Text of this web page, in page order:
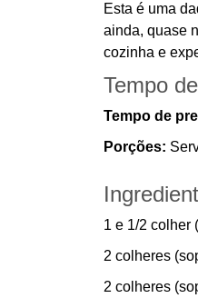
Esta é uma
ainda, quase
cozinha e
Tempo
Tempo de
Porções:
1 e 1/2 colher
2 colheres
2 colheres